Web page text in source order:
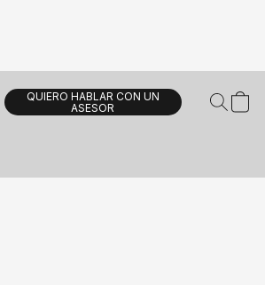
QUIERO HABLAR CON UN
ASESOR